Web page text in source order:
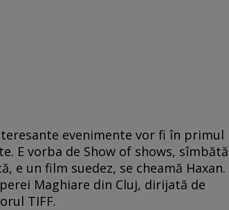
evenimente vor fi în primul
E vorba de Show of shows,
e un film suedez, se cheamă Haxan.
Maghiare din Cluj, dirijată de
TIFF.